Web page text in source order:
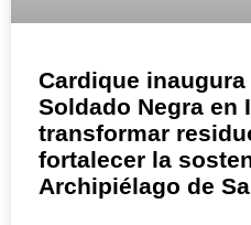
Cardique
Soldado Negra en
transformar
fortalecer la
Archipiélago de